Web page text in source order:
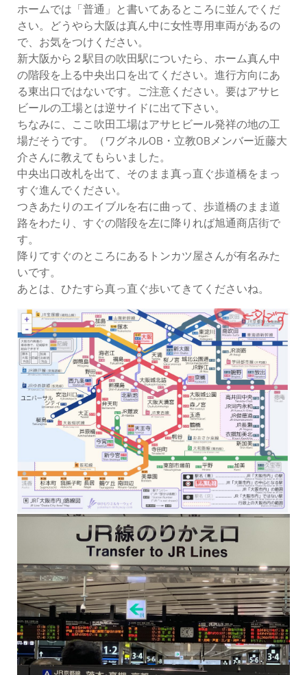
ホームでは「普通」と書いてあるところに並んでくだ
さい。どうやら大阪は真ん中に女性専用車両があるの
で、お気をつけください。
新大阪から２駅目の吹田駅についたら、ホーム真ん中
の階段を上る中央出口を出てください。進行方向にあ
る東出口ではないです。ご注意ください。要はアサヒ
ビールの工場とは逆サイドに出て下さい。
ちなみに、ここ吹田工場はアサヒビール発祥の地の工
場だそうです。（ワグネルOB・立教OBメンバー近藤大
介さんに教えてもらいました。
中央出口改札を出て、そのまま真っ直ぐ歩道橋をまっ
すぐ進んでください。
つきあたりのエイブルを右に曲って、歩道橋のまま道
路をわたり、すぐの階段を左に降りれば旭通商店街で
す。
降りてすぐのところにあるトンカツ屋さんが有名みた
いです。
あとは、ひたすら真っ直ぐ歩いてきてくださいね。